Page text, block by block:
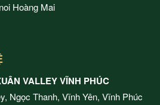
Hoàng Mai
VALLEY VĨNH PHÚC
Ngọc Thanh, Vĩnh Yên, Vĩnh Phúc